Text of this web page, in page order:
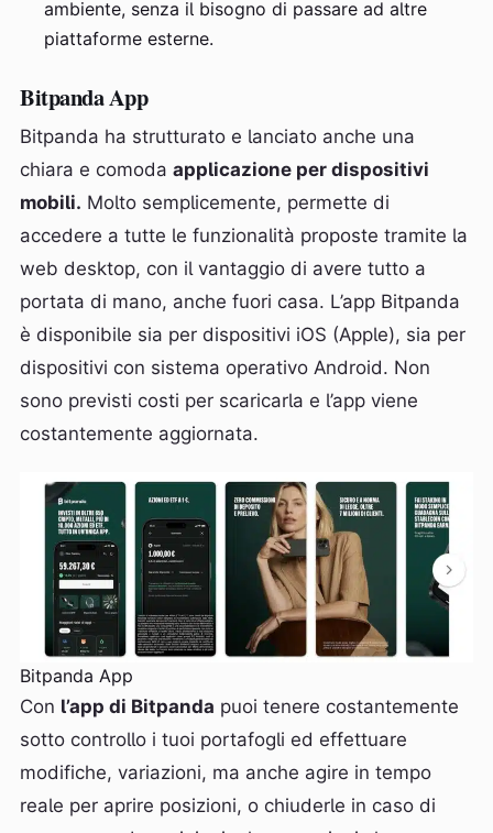
ambiente, senza il bisogno di passare ad altre
piattaforme esterne.
Bitpanda App
Bitpanda ha strutturato e lanciato anche una
chiara e comoda applicazione per dispositivi
mobili. Molto semplicemente, permette di
accedere a tutte le funzionalità proposte tramite la
web desktop, con il vantaggio di avere tutto a
portata di mano, anche fuori casa. L’app Bitpanda
è disponibile sia per dispositivi iOS (Apple), sia per
dispositivi con sistema operativo Android. Non
sono previsti costi per scaricarla e l’app viene
costantemente aggiornata.
Bitpanda App
Con l’app di Bitpanda puoi tenere costantemente
sotto controllo i tuoi portafogli ed effettuare
modifiche, variazioni, ma anche agire in tempo
reale per aprire posizioni, o chiuderle in caso di